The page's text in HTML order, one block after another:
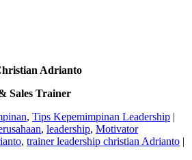
Adrianto
Sales Trainer
, Tips Kepemimpinan Leadership |
, leadership, Motivator
, trainer leadership christian Adrianto |